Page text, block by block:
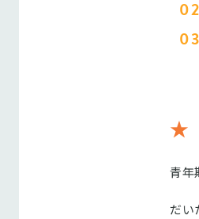
★
青年
だい